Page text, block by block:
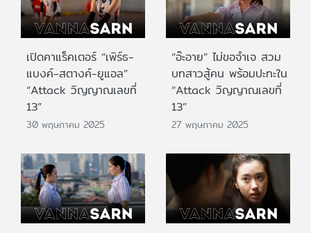
เปิดคาแร็คเตอร์ “เพิร์ธ-
แบงค์-สตางค์-ยูแอล”
“Attack วิญญาณเลขที่
13”
30 พฤษภาคม 2025
“อ๊ะอาย” ไม่ขอจำเจ สวม
บทสาวสู้คน พร้อมปะทะใน
“Attack วิญญาณเลขที่
13”
27 พฤษภาคม 2025